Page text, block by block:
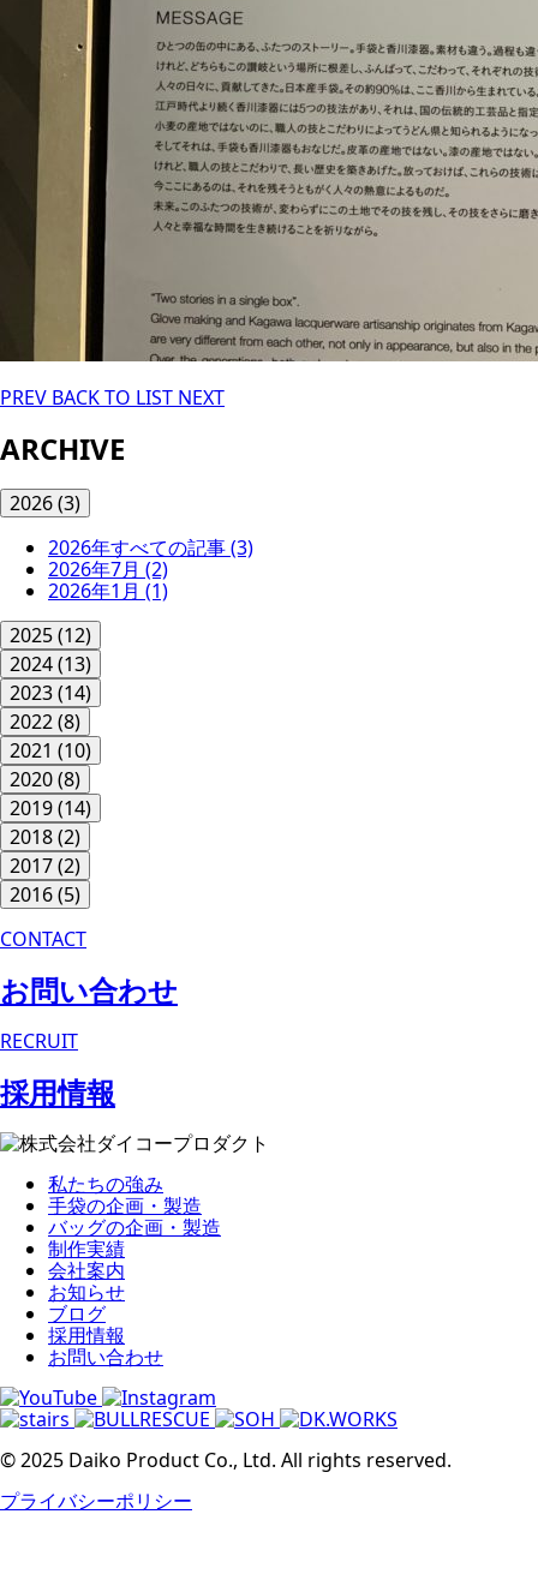
PREV BACK TO LIST NEXT
ARCHIVE
2026(3)
2026年すべての記事(3)
2026年7月 (2)
2026年1月 (1)
2025(12)
2024(13)
2023(14)
2022(8)
2021 (10)
2020(8)
2019(14)
2018(2)
2017(2)
2016(5)
CONTACT
お問い合わせ
RECRUIT
採用情報
私たちの強み
手袋の企画・製造
バッグの企画・製造
制作実績
会社案内
お知らせ
ブログ
採用情報
お問い合わせ
© 2025 Daiko Product Co., Ltd. All rights reserved.
プライバシーポリシー